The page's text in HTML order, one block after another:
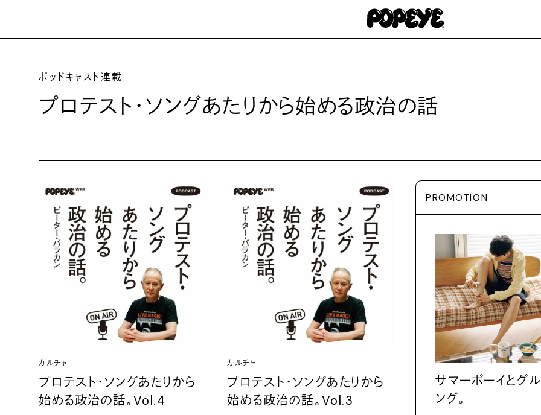
ポッドキャスト連載
プロテスト・ソングあたりから始める政治の話
カルチャー
プロテスト・ソングあたりから
始める政治の話。Vol.4
カルチャー
プロテスト・ソングあたりから
始める政治の話。Vol.3
PROMOTION
サマーボーイとグル
ング。